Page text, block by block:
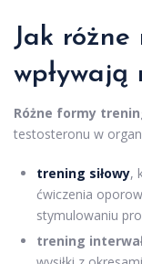
Jak
wpływają
Różne formy
testosteronu w
trening siłowy,
ćwiczenia
stymulowaniu
trening